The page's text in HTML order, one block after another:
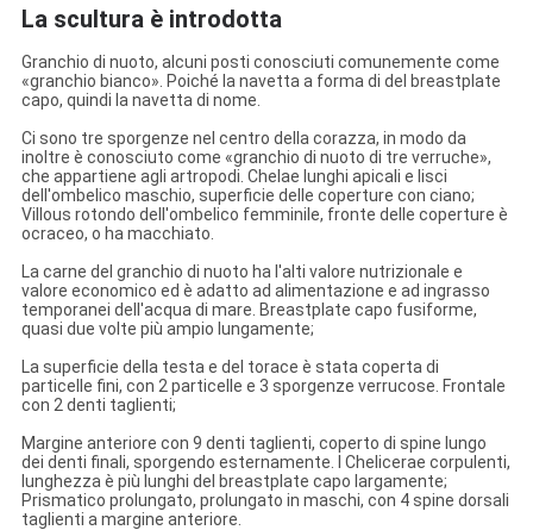
La scultura è introdotta
Granchio di nuoto, alcuni posti conosciuti comunemente come
«granchio bianco». Poiché la navetta a forma di del breastplate
capo, quindi la navetta di nome.
Ci sono tre sporgenze nel centro della corazza, in modo da
inoltre è conosciuto come «granchio di nuoto di tre verruche»,
che appartiene agli artropodi. Chelae lunghi apicali e lisci
dell'ombelico maschio, superficie delle coperture con ciano;
Villous rotondo dell'ombelico femminile, fronte delle coperture è
ocraceo, o ha macchiato.
La carne del granchio di nuoto ha l'alti valore nutrizionale e
valore economico ed è adatto ad alimentazione e ad ingrasso
temporanei dell'acqua di mare. Breastplate capo fusiforme,
quasi due volte più ampio lungamente;
La superficie della testa e del torace è stata coperta di
particelle fini, con 2 particelle e 3 sporgenze verrucose. Frontale
con 2 denti taglienti;
Margine anteriore con 9 denti taglienti, coperto di spine lungo
dei denti finali, sporgendo esternamente. I Chelicerae corpulenti,
lunghezza è più lunghi del breastplate capo largamente;
Prismatico prolungato, prolungato in maschi, con 4 spine dorsali
taglienti a margine anteriore.